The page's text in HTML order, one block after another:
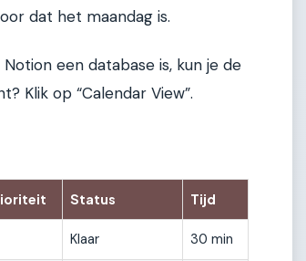
dat het maandag is.
een database is, kun je de
Klik op “Calendar View”.
Status Tijd
Klaar 30 min